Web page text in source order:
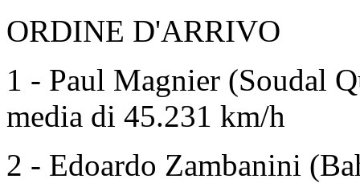
ORDINE D'ARRIVO
1 - Paul Magnier (Soudal
media di 45.231 km/h
2 - Edoardo Zambanini